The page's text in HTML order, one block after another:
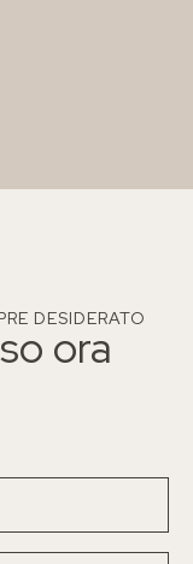
DESIDERATO
ora